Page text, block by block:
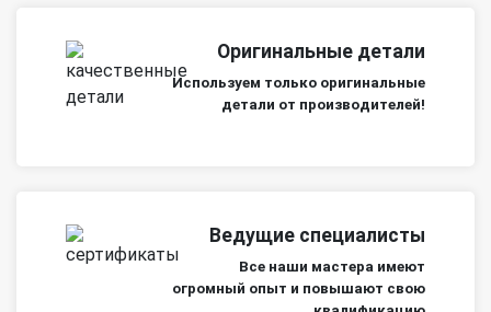
Оригинальные детали
Используем только оригинальные
детали от производителей!
Ведущие специалисты
Все наши мастера имеют
огромный опыт и повышают свою